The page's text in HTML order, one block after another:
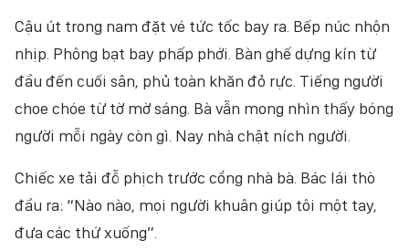
Cậu út trong nam đặt vé tức tốc bay ra. Bếp núc nhộn
nhịp. Phông bạt bay phấp phới. Bàn ghế dựng kín từ
đầu đến cuối sân, phủ toàn khăn đỏ rực. Tiếng người
choe chóe từ tờ mờ sáng. Bà vẫn mong nhìn thấy bóng
người mỗi ngày còn gì. Nay nhà chật ních người.
Chiếc xe tải đỗ phịch trước cổng nhà bà. Bác lái thò
đầu ra: ‎“Nào nào, mọi người khuân giúp tôi một tay,
đưa các thứ xuống”.